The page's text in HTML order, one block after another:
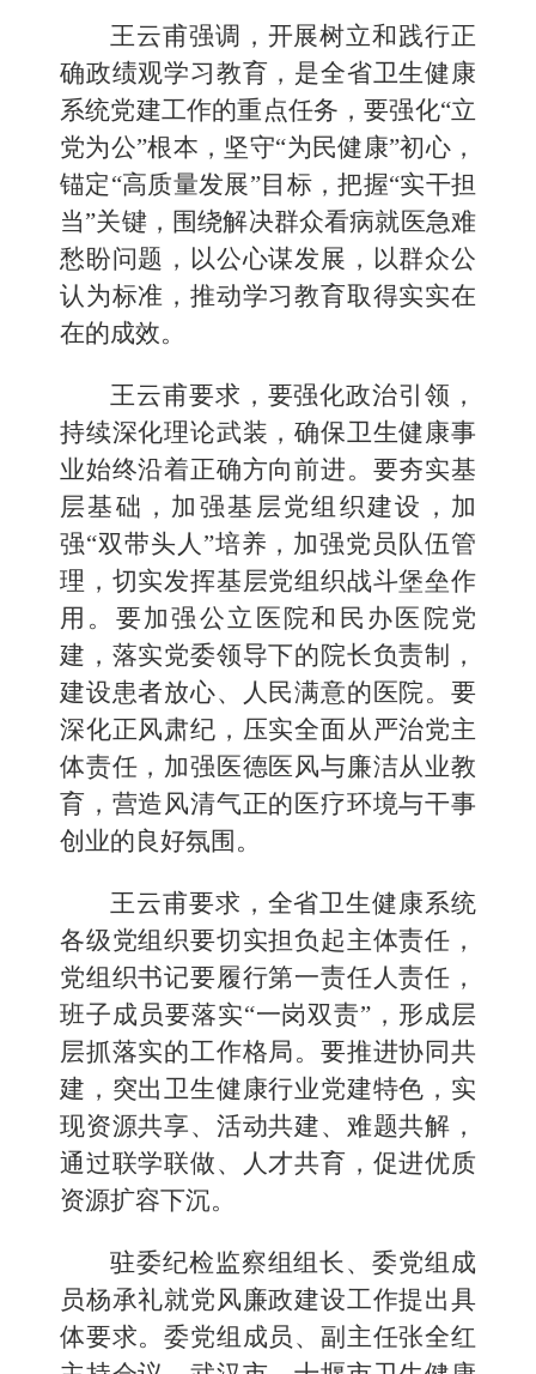
王云甫强调，开展树立和践行正
确政绩观学习教育，是全省卫生健康
系统党建工作的重点任务，要强化“立
党为公”根本，坚守“为民健康”初心，
锚定“高质量发展”目标，把握“实干担
当”关键，围绕解决群众看病就医急难
愁盼问题，以公心谋发展，以群众公
认为标准，推动学习教育取得实实在
在的成效。
王云甫要求，要强化政治引领，
持续深化理论武装，确保卫生健康事
业始终沿着正确方向前进。要夯实基
层基础，加强基层党组织建设，加
强“双带头人”培养，加强党员队伍管
理，切实发挥基层党组织战斗堡垒作
用。要加强公立医院和民办医院党
建，落实党委领导下的院长负责制，
建设患者放心、人民满意的医院。要
深化正风肃纪，压实全面从严治党主
体责任，加强医德医风与廉洁从业教
育，营造风清气正的医疗环境与干事
创业的良好氛围。
王云甫要求，全省卫生健康系统
各级党组织要切实担负起主体责任，
党组织书记要履行第一责任人责任，
班子成员要落实“一岗双责”，形成层
层抓落实的工作格局。要推进协同共
建，突出卫生健康行业党建特色，实
现资源共享、活动共建、难题共解，
通过联学联做、人才共育，促进优质
资源扩容下沉。
驻委纪检监察组组长、委党组成
员杨承礼就党风廉政建设工作提出具
体要求。委党组成员、副主任张全红